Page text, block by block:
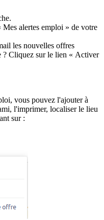
alertes emploi » de votre
les nouvelles offres
? Cliquez sur le lien « Activer
vous pouvez l'ajouter à
l'imprimer, localiser le lieu
sur :